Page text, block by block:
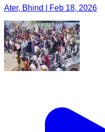
Ater, Bhind | Feb 18, 2026